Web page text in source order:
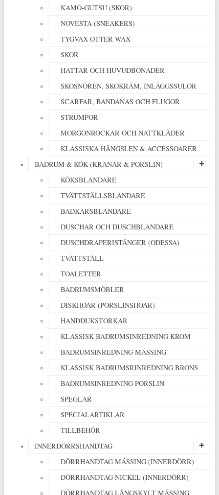
KAMO-GUTSU (SKOR)
NOVESTA (SNEAKERS)
TYGVAX OTTER WAX
SKOR
HATTAR OCH HUVUDBONADER
SKOSNÖREN, SKOKRÄM, INLÄGGSSULOR
SCARFAR, BANDANAS OCH FLUGOR
STRUMPOR
MORGONROCKAR OCH NATTKLÄDER
KLASSISKA HÄNGSLEN & ACCESSOARER
BADRUM & KÖK (KRANAR & PORSLIN)
KÖKSBLANDARE
TVÄTTSTÄLLSBLANDARE
BADKARSBLANDARE
DUSCHAR OCH DUSCHBLANDARE
DUSCHDRAPERISTÄNGER (ODESSA)
TVÄTTSTÄLL
TOALETTER
BADRUMSMÖBLER
DISKHOAR (PORSLINSHOAR)
HANDDUKSTORKAR
KLASSISK BADRUMSINREDNING KROM
BADRUMSINREDNING MÄSSING
KLASSISK BADRUMSRINREDNING BRONS
BADRUMSINREDNING PORSLIN
SPEGLAR
SPECIALARTIKLAR
TILLBEHÖR
INNERDÖRRSHANDTAG
DÖRRHANDTAG MÄSSING (INNERDÖRR)
DÖRRHANDTAG NICKEL (INNERDÖRR)
DÖRRHANDTAG LÅNGSKYLT MÄSSING